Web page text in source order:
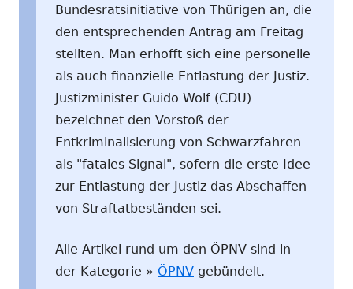
Bundesratsinitiative von Thürigen an, die
den entsprechenden Antrag am Freitag
stellten. Man erhofft sich eine personelle
als auch finanzielle Entlastung der Justiz.
Justizminister Guido Wolf (CDU)
bezeichnet den Vorstoß der
Entkriminalisierung von Schwarzfahren
als "fatales Signal", sofern die erste Idee
zur Entlastung der Justiz das Abschaffen
von Straftatbeständen sei.
Alle Artikel rund um den ÖPNV sind in
der Kategorie » ÖPNV gebündelt.